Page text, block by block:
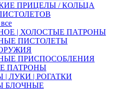
ПРИЦЕЛЫ / КОЛЬЦА
| ХОЛОСТЫЕ ПАТРОНЫ
ПИСТОЛЕТЫ
ПРИСПОСОБЛЕНИЯ
ПАТРОНЫ
| ЛУКИ | РОГАТКИ
БЛОЧНЫЕ